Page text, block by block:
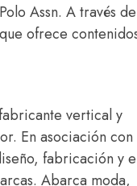
Assn. A través
ofrece
vertical y
En asociación con
fabricación y
Abarca moda,